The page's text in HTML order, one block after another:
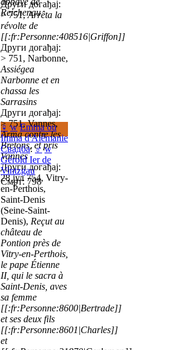
Други догађај:
> 751,Arrêta la
révolte de
[[:fr:Personne:408516|Griffon]]
Други догађај:
> 751, Narbonne,
Assiégea
Narbonne et en
chassa les
Sarrasins
Други догађај:
> 751, Vannes,
Arma contre les
Bretons, et pris
Vannes
Други догађај:
28 јул 754, Vitry-
en-Perthois,
Saint-Denis
(Seine-Saint-
Denis), Reçut au
château de
Pontion près de
Vitry-en-Perthois,
le pape Étienne
II, qui le sacra à
Saint-Denis, aves
sa femme
[[:fr:Personne:8600|Bertrade]]
et ses deux fils
[[:fr:Personne:8601|Charles]]
et
Reichenau
♀ w Emma ou
Imma d'Alémanie
Свадба:♂ w
Gérold Ier de
Vintzgau
Смрт: 798